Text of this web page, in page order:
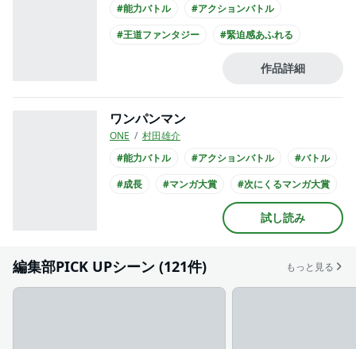
#能力バトル
#アクションバトル
#王道ファンタジー
#緊迫感あふれる
#バイオレンス
#バトル
作品詳細
ワンパンマン
ONE
村田雄介
#能力バトル
#アクションバトル
#バトル
#成長
#マンガ大賞
#次にくるマンガ大賞
#書店員が選んだコミック
#アニメ化
試し読み
編集部PICK UPシーン (121件) もっと見る